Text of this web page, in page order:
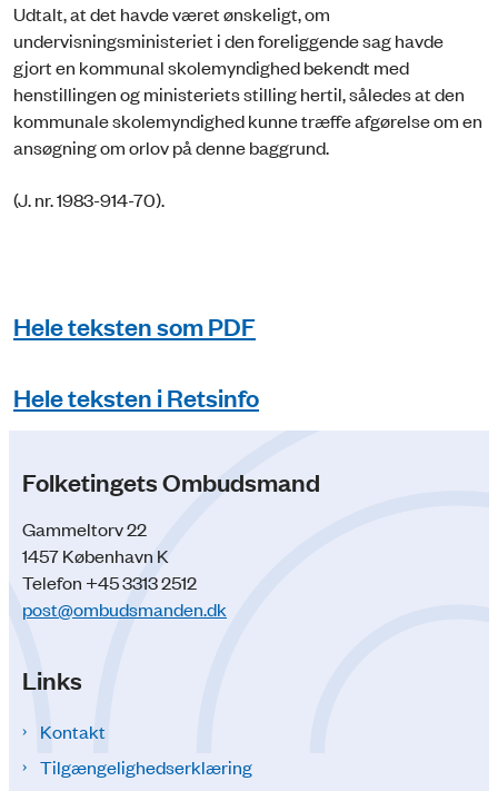
Udtalt, at det havde været ønskeligt, om
undervisningsministeriet i den foreliggende sag havde
gjort en kommunal skolemyndighed bekendt med
henstillingen og ministeriets stilling hertil, således at den
kommunale skolemyndighed kunne træffe afgørelse om en
ansøgning om orlov på denne baggrund.
(J. nr. 1983-914-70).
Hele teksten som PDF
Hele teksten i Retsinfo
Folketingets Ombudsmand
Gammeltorv 22
1457 København K
Telefon +45 3313 2512
post@ombudsmanden.dk
Links
Kontakt
Tilgængelighedserklæring